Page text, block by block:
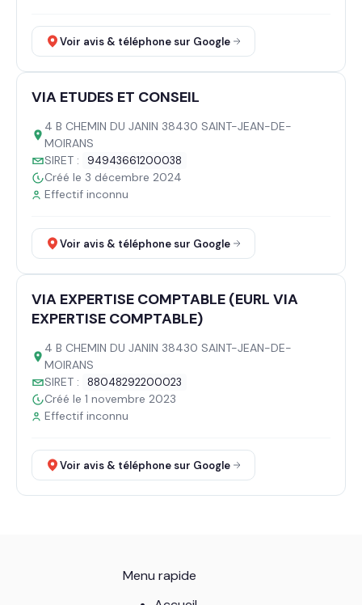
Voir avis & téléphone sur Google
VIA ETUDES ET CONSEIL
4 B CHEMIN DU JANIN 38430 SAINT-JEAN-DE-
MOIRANS
SIRET :
94943661200038
Créé le 3 décembre 2024
Effectif inconnu
Voir avis & téléphone sur Google
VIA EXPERTISE COMPTABLE (EURL VIA
EXPERTISE COMPTABLE)
4 B CHEMIN DU JANIN 38430 SAINT-JEAN-DE-
MOIRANS
SIRET :
88048292200023
Créé le 1 novembre 2023
Effectif inconnu
Voir avis & téléphone sur Google
Menu rapide